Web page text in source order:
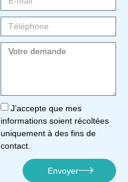
J’accepte que mes
informations soient récoltées
uniquement à des fins de
contact.
Envoyer